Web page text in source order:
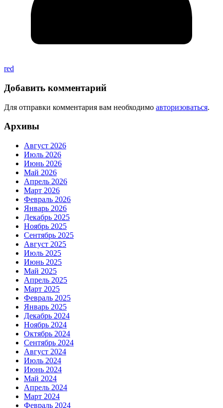
red
Добавить комментарий
Для отправки комментария вам необходимо авторизоваться.
Архивы
Август 2026
Июль 2026
Июнь 2026
Май 2026
Апрель 2026
Март 2026
Февраль 2026
Январь 2026
Декабрь 2025
Ноябрь 2025
Сентябрь 2025
Август 2025
Июль 2025
Июнь 2025
Май 2025
Апрель 2025
Март 2025
Февраль 2025
Январь 2025
Декабрь 2024
Ноябрь 2024
Октябрь 2024
Сентябрь 2024
Август 2024
Июль 2024
Июнь 2024
Май 2024
Апрель 2024
Март 2024
Февраль 2024